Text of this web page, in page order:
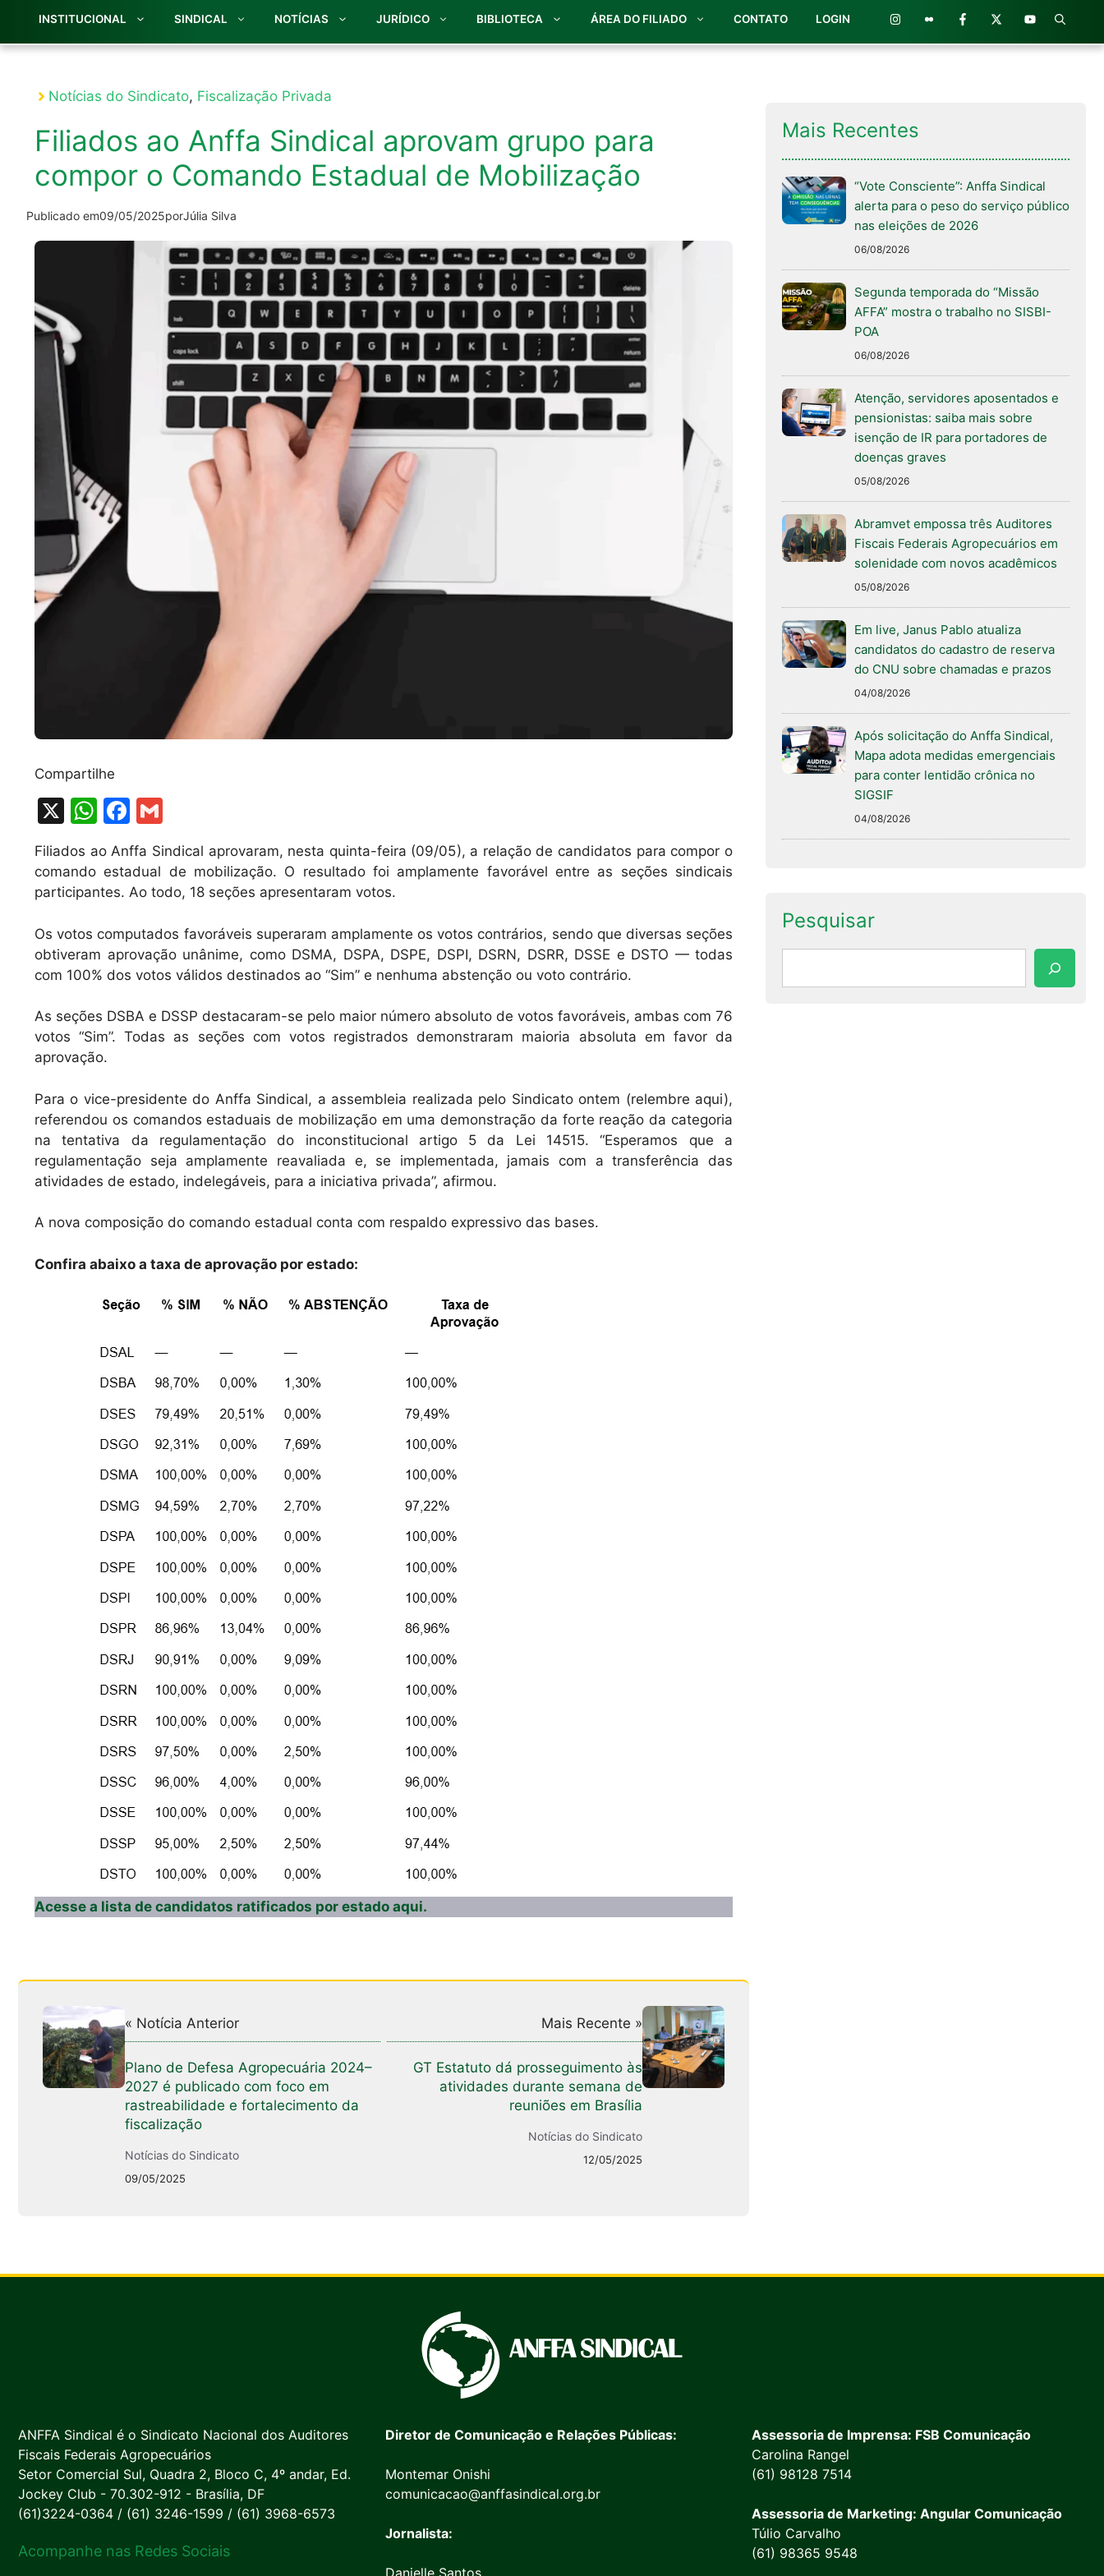
INSTITUCIONAL SINDICAL NOTÍCIAS JURÍDICO BIBLIOTECA ÁREA DO FILIADO CONTATO LOGIN
Notícias do Sindicato, Fiscalização Privada
Filiados ao Anffa Sindical aprovam grupo para
compor o Comando Estadual de Mobilização
Publicado em09/05/2025porJúlia Silva
Compartilhe
X
W
at
s
p
p
F
a
c
e
o
o
m
ai
l
Filiados ao Anffa Sindical aprovaram, nesta quinta-feira (09/05), a relação de candidatos para compor o
comando estadual de mobilização. O resultado foi amplamente favorável entre as seções sindicais
participantes. Ao todo, 18 seções apresentaram votos.
Os votos computados favoráveis superaram amplamente os votos contrários, sendo que diversas seções
obtiveram aprovação unânime, como DSMA, DSPA, DSPE, DSPI, DSRN, DSRR, DSSE e DSTO — todas
com 100% dos votos válidos destinados ao “Sim” e nenhuma abstenção ou voto contrário.
As seções DSBA e DSSP destacaram-se pelo maior número absoluto de votos favoráveis, ambas com 76
votos “Sim”. Todas as seções com votos registrados demonstraram maioria absoluta em favor da
aprovação.
Para o vice-presidente do Anffa Sindical, a assembleia realizada pelo Sindicato ontem (relembre aqui),
referendou os comandos estaduais de mobilização em uma demonstração da forte reação da categoria
na tentativa da regulamentação do inconstitucional artigo 5 da Lei 14515. “Esperamos que a
regulamentação seja amplamente reavaliada e, se implementada, jamais com a transferência das
atividades de estado, indelegáveis, para a iniciativa privada”, afirmou.
A nova composição do comando estadual conta com respaldo expressivo das bases.
Confira abaixo a taxa de aprovação por estado:
Acesse a lista de candidatos ratificados por estado aqui.
« Notícia Anterior
Plano de Defesa Agropecuária 2024–
2027 é publicado com foco em
rastreabilidade e fortalecimento da
fiscalização
Notícias do Sindicato
09/05/2025
Mais Recente »
GT Estatuto dá prosseguimento às
atividades durante semana de
reuniões em Brasília
Notícias do Sindicato
12/05/2025
Mais Recentes
“Vote Consciente”: Anffa Sindical
alerta para o peso do serviço público
nas eleições de 2026
06/08/2026
Segunda temporada do “Missão
AFFA” mostra o trabalho no SISBI-
POA
06/08/2026
Atenção, servidores aposentados e
pensionistas: saiba mais sobre
isenção de IR para portadores de
doenças graves
05/08/2026
Abramvet empossa três Auditores
Fiscais Federais Agropecuários em
solenidade com novos acadêmicos
05/08/2026
Em live, Janus Pablo atualiza
candidatos do cadastro de reserva
do CNU sobre chamadas e prazos
04/08/2026
Após solicitação do Anffa Sindical,
Mapa adota medidas emergenciais
para conter lentidão crônica no
SIGSIF
04/08/2026
Pesquisar
ANFFA Sindical é o Sindicato Nacional dos Auditores
Fiscais Federais Agropecuários
Setor Comercial Sul, Quadra 2, Bloco C, 4º andar, Ed.
Jockey Club - 70.302-912 - Brasília, DF
(61)3224-0364 / (61) 3246-1599 / (61) 3968-6573
Acompanhe nas Redes Sociais
Diretor de Comunicação e Relações Públicas:
Montemar Onishi
comunicacao@anffasindical.org.br
Jornalista:
Danielle Santos
Assessoria de Imprensa: FSB Comunicação
Carolina Rangel
(61) 98128 7514
Assessoria de Marketing: Angular Comunicação
Túlio Carvalho
(61) 98365 9548